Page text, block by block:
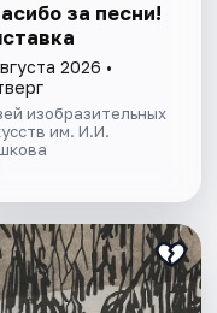
за песни!
2026 •
изобразительных
им. И.И.